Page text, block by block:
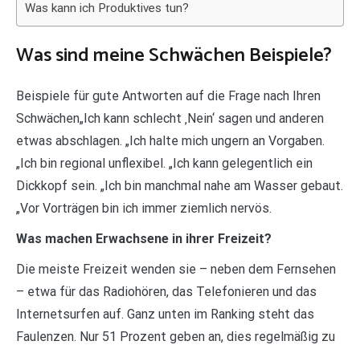
Was kann ich Produktives tun?
Was sind meine Schwächen Beispiele?
Beispiele für gute Antworten auf die Frage nach Ihren
Schwächen„Ich kann schlecht ‚Nein‘ sagen und anderen
etwas abschlagen. „Ich halte mich ungern an Vorgaben.
„Ich bin regional unflexibel. „Ich kann gelegentlich ein
Dickkopf sein. „Ich bin manchmal nahe am Wasser gebaut.
„Vor Vorträgen bin ich immer ziemlich nervös.
Was machen Erwachsene in ihrer Freizeit?
Die meiste Freizeit wenden sie – neben dem Fernsehen
– etwa für das Radiohören, das Telefonieren und das
Internetsurfen auf. Ganz unten im Ranking steht das
Faulenzen. Nur 51 Prozent geben an, dies regelmäßig zu